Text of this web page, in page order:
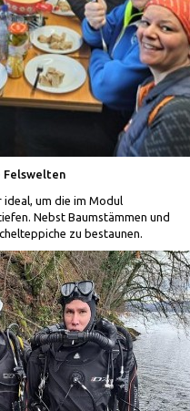
Felswelten
um die im Modul
Nebst Baumstämmen und
zu bestaunen.